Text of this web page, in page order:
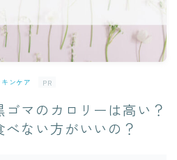
ンケア PR
マのカロリーは高い？
ない方がいいの？